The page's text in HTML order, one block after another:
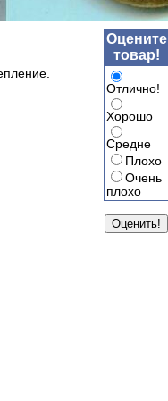
Оцените
товар!
Отлично!
Хорошо
Средне
Плохо
Очень
плохо